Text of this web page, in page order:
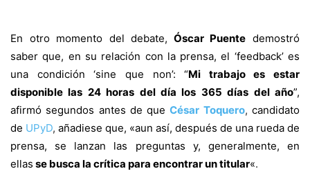
En otro momento del debate, Óscar Puente demostró
saber que, en su relación con la prensa, el ‘feedback’ es
una condición ‘sine que non’: “Mi trabajo es estar
disponible las 24 horas del día los 365 días del año”,
afirmó segundos antes de que César Toquero, candidato
de UPyD, añadiese que, «aun así, después de una rueda de
prensa, se lanzan las preguntas y, generalmente, en
ellas se busca la crítica para encontrar un titular«.